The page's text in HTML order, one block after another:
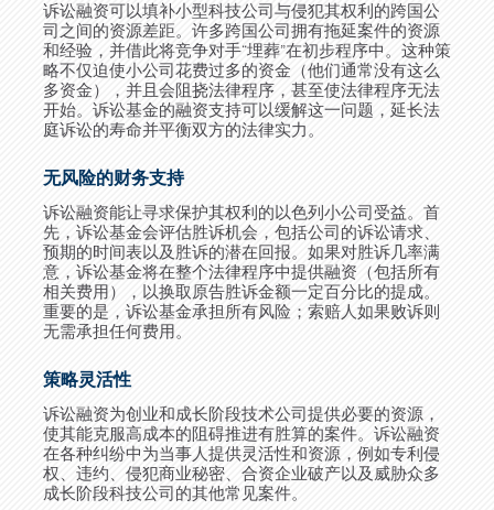
诉讼融资可以填补小型科技公司与侵犯其权利的跨国公
司之间的资源差距。许多跨国公司拥有拖延案件的资源
和经验，并借此将竞争对手“埋葬”在初步程序中。这种策
略不仅迫使小公司花费过多的资金（他们通常没有这么
多资金），并且会阻挠法律程序，甚至使法律程序无法
开始。诉讼基金的融资支持可以缓解这一问题，延长法
庭诉讼的寿命并平衡双方的法律实力。
无风险的财务支持
诉讼融资能让寻求保护其权利的以色列小公司受益。首
先，诉讼基金会评估胜诉机会，包括公司的诉讼请求、
预期的时间表以及胜诉的潜在回报。如果对胜诉几率满
意，诉讼基金将在整个法律程序中提供融资（包括所有
相关费用），以换取原告胜诉金额一定百分比的提成。
重要的是，诉讼基金承担所有风险；索赔人如果败诉则
无需承担任何费用。
策略灵活性
诉讼融资为创业和成长阶段技术公司提供必要的资源，
使其能克服高成本的阻碍推进有胜算的案件。诉讼融资
在各种纠纷中为当事人提供灵活性和资源，例如专利侵
权、违约、侵犯商业秘密、合资企业破产以及威胁众多
成长阶段科技公司的其他常见案件。